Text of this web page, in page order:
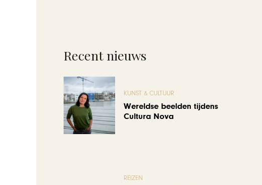
Recent nieuws
KUNST & CULTUUR
Wereldse beelden tijdens
Cultura Nova
REIZEN